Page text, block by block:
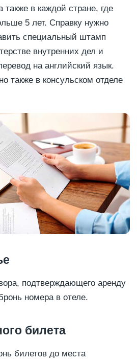
также в каждой стране, где
5 лет. Справку нужно
специальный штамп
внутренних дел и
на английский язык.
также в консульском отделе
подтверждающего аренду
номера в отеле.
билета
билетов до места